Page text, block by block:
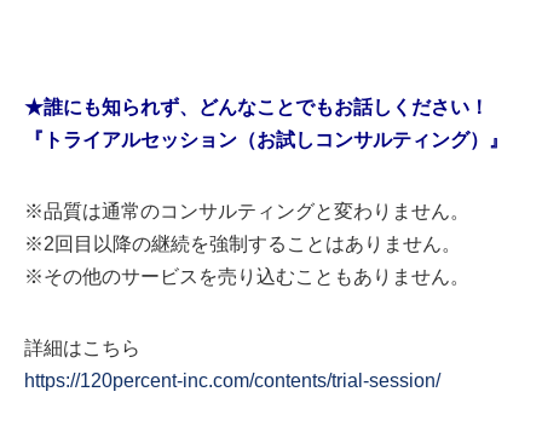
★誰にも知られず、どんなことでもお話しください！
『トライアルセッション（お試しコンサルティング）』
※品質は通常のコンサルティングと変わりません。
※2回目以降の継続を強制することはありません。
※その他のサービスを売り込むこともありません。
詳細はこちら
https://120percent-inc.com/contents/trial-session/